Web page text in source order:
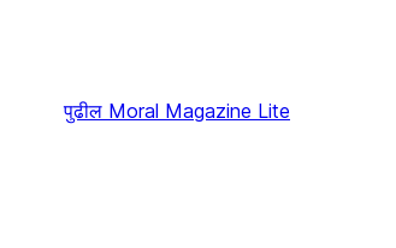
पुढील Moral Magazine Lite